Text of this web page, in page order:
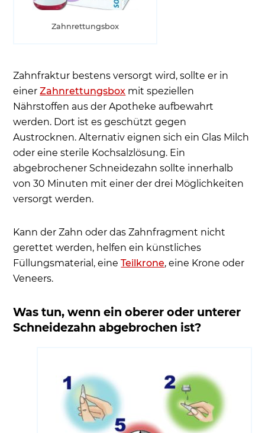
Zahnrettungsbox
Zahnfraktur bestens versorgt wird, sollte er in
einerZahnrettungsbox mit speziellen
Nährstoffen aus der Apotheke aufbewahrt
werden. Dort ist es geschützt gegen
Austrocknen. Alternativ eignen sich ein Glas Milch
oder eine sterile Kochsalzlösung. Ein
abgebrochener Schneidezahn sollte innerhalb
von 30 Minuten mit einer der drei Möglichkeiten
versorgt werden.
Kann der Zahn oder das Zahnfragment nicht
gerettet werden, helfen ein künstliches
Füllungsmaterial, eineTeilkrone, eine Krone oder
Veneers.
Was tun, wenn ein oberer oder unterer
Schneidezahn abgebrochen ist?